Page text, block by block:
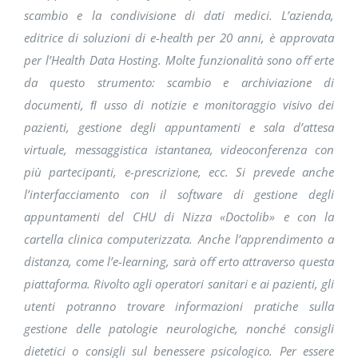
scambio e la condivisione di dati medici. L’azienda,
editrice di soluzioni di e-health per 20 anni, è approvata
per l’Health Data Hosting. Molte funzionalità sono oﬀ erte
da questo strumento: scambio e archiviazione di
documenti, ﬂ usso di notizie e monitoraggio visivo dei
pazienti, gestione degli appuntamenti e sala d’attesa
virtuale, messaggistica istantanea, videoconferenza con
più partecipanti, e-prescrizione, ecc. Si prevede anche
l’interfacciamento con il software di gestione degli
appuntamenti del CHU di Nizza «Doctolib» e con la
cartella clinica computerizzata. Anche l’apprendimento a
distanza, come l’e-learning, sarà oﬀ erto attraverso questa
piattaforma. Rivolto agli operatori sanitari e ai pazienti, gli
utenti potranno trovare informazioni pratiche sulla
gestione delle patologie neurologiche, nonché consigli
dietetici o consigli sul benessere psicologico. Per essere